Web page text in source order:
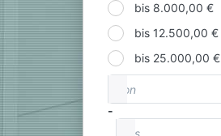
bis 8.000,00 €
bis 12.500,00 €
bis 25.000,00 €
Preisspanne
-